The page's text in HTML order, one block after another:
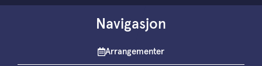
Navigasjon
Arrangementer